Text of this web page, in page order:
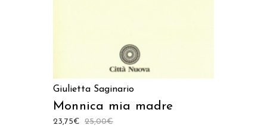
Giulietta Saginario
Monnica mia madre
25,00€
23,75€